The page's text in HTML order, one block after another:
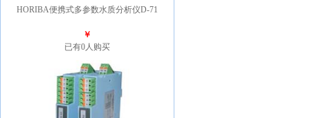
HORIBA便携式多参数水质分析仪D-71
￥
已有0人购买